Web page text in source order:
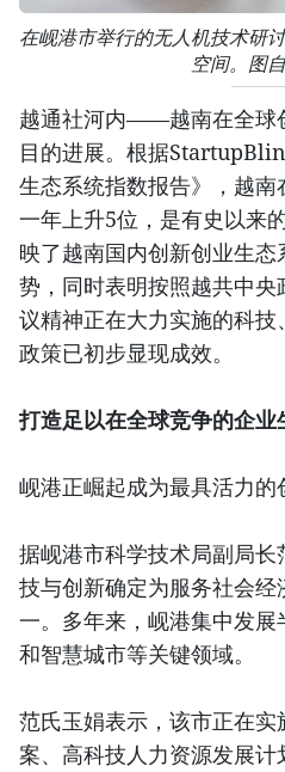
在岘港市举行的无人机技术研
空间。图
越通社河内——越南在全球
目的进展。根据
生态系统指数报告》，越
一年上升5位，是有史以来
映了越南国内创新创业生
势，同时表明按照越共中
议精神正在大力实施的科
政策已初步显现成效。
打造足以在全球竞争的企业
岘港正崛起成为最具活力的
据岘港市科学技术局副局
技与创新确定为服务社会经
一。多年来，岘港集中发
和智慧城市等关键领域。
范氏玉娟表示，该市正在
案、高科技人力资源发展计